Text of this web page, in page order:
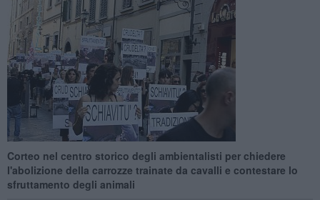
Corteo nel centro storico degli ambientalisti per chiedere
l'abolizione della carrozze trainate da cavalli e contestare lo
sfruttamento degli animali